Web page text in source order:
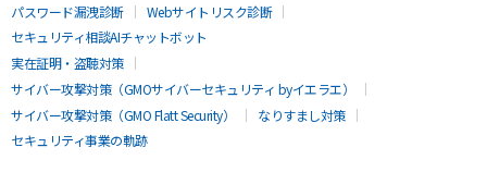
パスワード漏洩診断
Webサイトリスク診断
セキュリティ相談AIチャットボット
実在証明・盗聴対策
サイバー攻撃対策（GMOサイバーセキュリティ byイエラエ）
サイバー攻撃対策（GMO Flatt Security）
なりすまし対策
セキュリティ事業の軌跡